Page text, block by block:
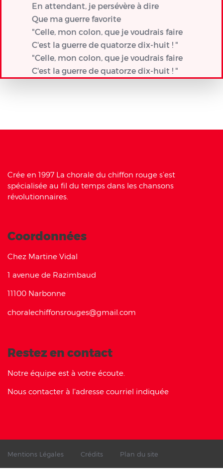
En attendant, je persévère à dire
Que ma guerre favorite
"Celle, mon colon, que je voudrais faire
C'est la guerre de quatorze dix-huit ! "
"Celle, mon colon, que je voudrais faire
C'est la guerre de quatorze dix-huit ! "
Crée en 1997 La chorale du chiffon rouge s’est
spécialisée au fil du temps dans les chansons
révolutionnaires.
Coordonnées
Chez Martine Vidal
1 avenue de Razimbaud
11100 Narbonne
choralechiffonsrouges@gmail.com
Restez en contact
Notre équipe est à votre écoute.
Nous contacter à l'adresse courriel indiquée
Mentions Légales Crédits Plan du site